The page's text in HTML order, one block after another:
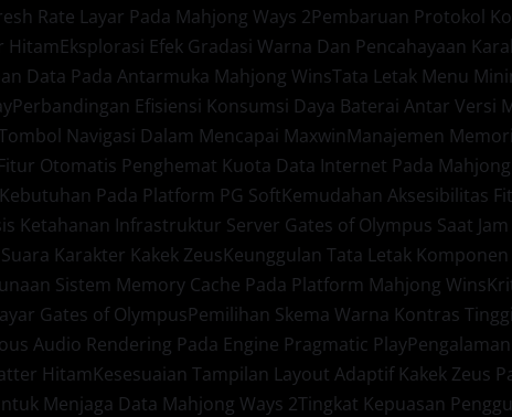
Rate Layar Pada Mahjong Ways 2Pembaruan Protokol
HitamEksplorasi Efek Gradasi Warna Dan Pencahayaan
Data Pada Antarmuka Mahjong WinsTata Letak Menu
Perbandingan Efisiensi Konsumsi Daya Baterai Antar Versi
Navigasi Dalam Mencapai MaxwinManajemen
Fitur Otomatis Penghemat Kuota Data Internet Pada Mahjong
Pada Platform PG SoftKemudahan Aksesibilitas
Ketahanan Infrastruktur Server Gates of Olympus Saat
Karakter Kakek ZeusKeunggulan Tata Letak
Sistem Memory Cache Pada Platform Mahjong Wins
Gates of OlympusPemilihan Skema Warna Kontras
Audio Rendering Pada Engine Pragmatic Play
HitamKesesuaian Tampilan Layout Adaptif Kakek Zeus
Menjaga Data Mahjong Ways 2Tingkat Kepuasan